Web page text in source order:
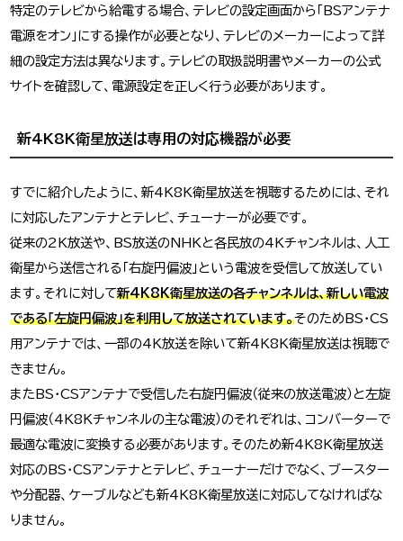
特定のテレビから給電する場合、テレビの設定画面から「BSアンテナ
電源をオン」にする操作が必要となり、テレビのメーカーによって詳
細の設定方法は異なります。テレビの取扱説明書やメーカーの公式
サイトを確認して、電源設定を正しく行う必要があります。
新4K8K衛星放送は専用の対応機器が必要
すでに紹介したように、新4K8K衛星放送を視聴するためには、それ
に対応したアンテナとテレビ、チューナーが必要です。
従来の2K放送や、BS放送のNHKと各民放の4Kチャンネルは、人工
衛星から送信される「右旋円偏波」という電波を受信して放送してい
ます。それに対して新4K8K衛星放送の各チャンネルは、新しい電波
である「左旋円偏波」を利用して放送されています。そのためBS・CS
用アンテナでは、一部の4K放送を除いて新4K8K衛星放送は視聴で
きません。
またBS・CSアンテナで受信した右旋円偏波（従来の放送電波）と左旋
円偏波（4K8Kチャンネルの主な電波）のそれぞれは、コンバーターで
最適な電波に変換する必要があります。そのため新4K8K衛星放送
対応のBS・CSアンテナとテレビ、チューナーだけでなく、ブースター
や分配器、ケーブルなども新4K8K衛星放送に対応してなければな
りません。